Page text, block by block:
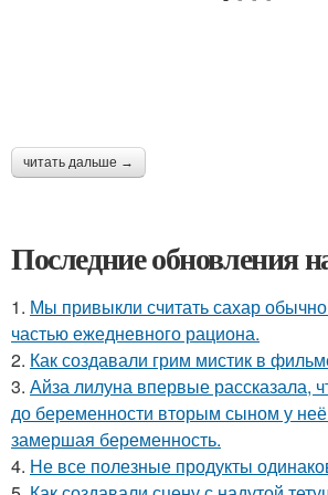
читать дальше →
Последние обновления
1. Мы привыкли считать сахар
частью ежедневного рациона.
2. Как создавали грим мистик в
3. Айза лилуна впервые рассказала,
до беременности вторым сыном у неё
замершая беременность.
4. Не все полезные продукты